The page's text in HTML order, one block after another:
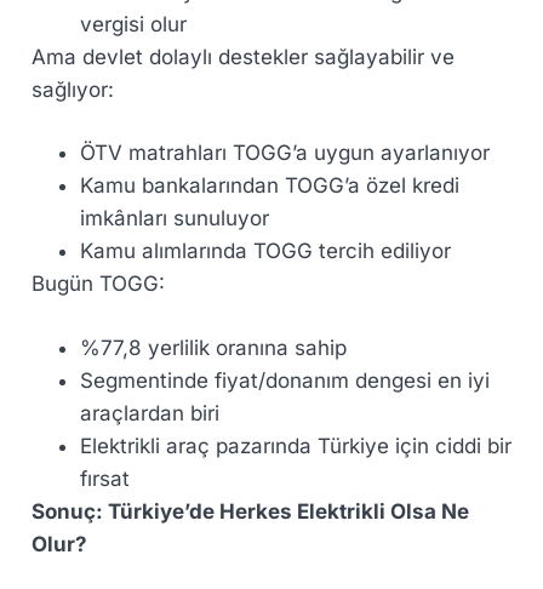
vergisi olur
Ama devlet dolaylı destekler sağlayabilir ve
sağlıyor:
ÖTV matrahları TOGG’a uygun ayarlanıyor
Kamu bankalarından TOGG’a özel kredi
imkânları sunuluyor
Kamu alımlarında TOGG tercih ediliyor
Bugün TOGG:
%77,8 yerlilik oranına sahip
Segmentinde fiyat/donanım dengesi en iyi
araçlardan biri
Elektrikli araç pazarında Türkiye için ciddi bir
fırsat
Sonuç: Türkiye’de Herkes Elektrikli Olsa Ne
Olur?